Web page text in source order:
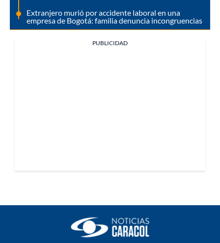
Extranjero murió por accidente laboral en una
empresa de Bogotá: familia denuncia incongruencias
PUBLICIDAD